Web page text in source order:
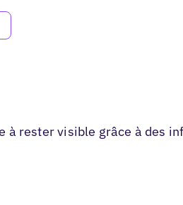
rester visible grâce à des